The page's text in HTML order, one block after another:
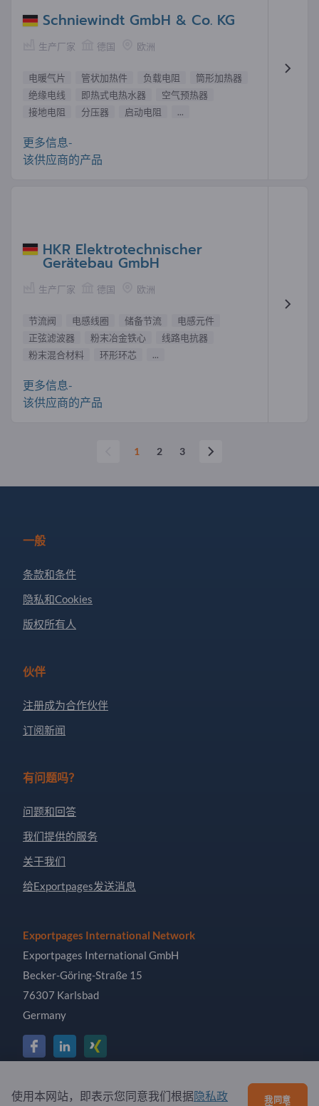
Schniewindt GmbH & Co. KG
生产厂家 德国 欧洲
电暖气片 管状加热件 负载电阻
筒形加热器
绝缘电线
即热式电热水器
空气预热器
接地电阻
分压器 启动电阻 ...
更多信息-
该供应商的产品
HKR Elektrotechnischer
Gerätebau GmbH
生产厂家 德国 欧洲
节流阀 电感线圈 储备节流
电感元件
正弦滤波器
粉末冶金铁心
线路电抗器
粉末混合材料
环形环芯 ...
更多信息-
该供应商的产品
1 2 3
一般
条款和条件
隐私和Cookies
版权所有人
伙伴
注册成为合作伙伴
订阅新闻
有问题吗？
问题和回答
我们提供的服务
关于我们
给Exportpages发送消息
Exportpages International Network
Exportpages International GmbH
Becker-Göring-Straße 15
76307 Karlsbad
Germany
Copyright © 2026 Exportpages International GmbH. All
使用本网站，即表示您同意我们根据隐私政 我同意